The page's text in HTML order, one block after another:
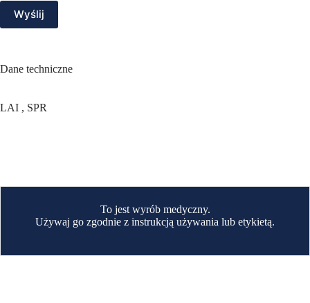
Wyślij
Dane techniczne
LAI , SPR
To jest wyrób medyczny.
Używaj go zgodnie z instrukcją używania lub etykietą.